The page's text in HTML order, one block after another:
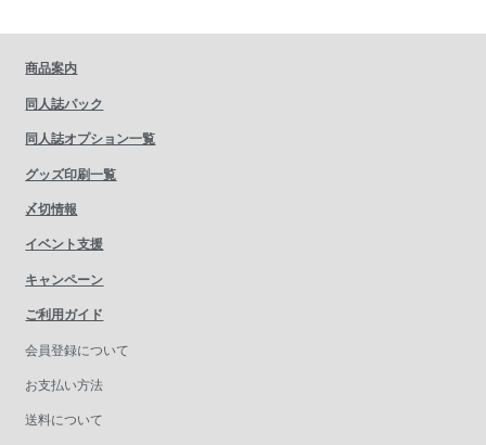
商品案内
同人誌パック
同人誌オプション一覧
グッズ印刷一覧
〆切情報
イベント支援
キャンペーン
ご利用ガイド
会員登録について
お支払い方法
送料について